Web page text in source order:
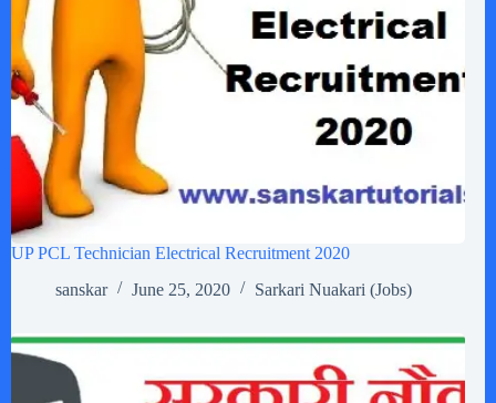
UP PCL Technician Electrical Recruitment 2020
sanskar
June 25, 2020 Sarkari Nuakari (Jobs)